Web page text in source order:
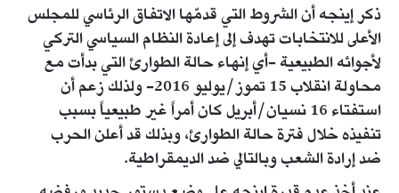
ذكر إينجه أن الشروط التي قدمّها الاتفاق الرئاسي للمجلس
الأعلى للانتخابات تهدف إلى إعادة النظام السياسي التركي
لأجوائه الطبيعية -أي إنهاء حالة الطوارئ التي بدأت مع
محاولة انقلاب 15 تموز/يوليو 2016- ولذلك زعم أن
استفتاء 16 نسيان/أبريل كان أمراً غير طبيعياً بسبب
تنفيذه خلال فترة حالة الطوارئ، وبذلك قد أعلن الحرب
ضد إرادة الشعب وبالتالي ضد الديمقراطية.